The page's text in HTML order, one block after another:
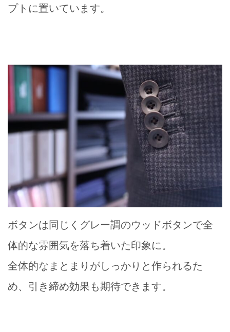
プトに置いています。
ボタンは同じくグレー調のウッドボタンで全
体的な雰囲気を落ち着いた印象に。
全体的なまとまりがしっかりと作られるた
め、引き締め効果も期待できます。